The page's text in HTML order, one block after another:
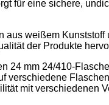
für eine sichere,
aus weißem
der Produkte
24 mm 24/410-
verschiedene
mit verschiedenen